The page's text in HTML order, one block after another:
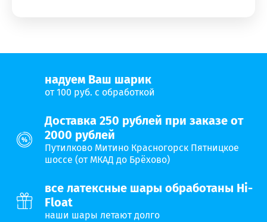
надуем Ваш шарик
от 100 руб. с обработкой
Доставка 250 рублей при заказе от
2000 рублей
Путилково Митино Красногорск Пятницкое
шоссе (от МКАД до Брёхово)
все латексные шары обработаны Hi-
Float
наши шары летают долго